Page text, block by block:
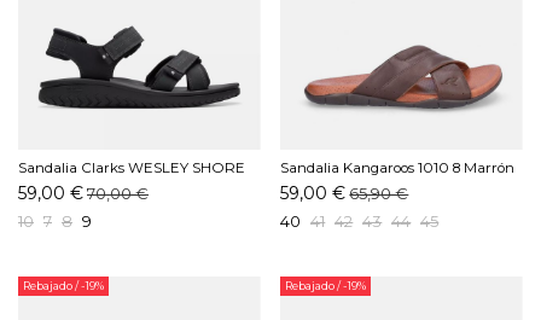
Sandalia Clarks WESLEY SHORE
Negro
59,00 €70,00 €
10 7 8 9
Sandalia Kangaroos 1010 8 Marrón
59,00 € 65,90 €
40 41 42 43 44 45
Rebajado/ -19% Rebajado/ -19%